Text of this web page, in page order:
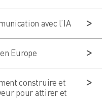
avec l’IA
Europe
construire et
pour attirer et